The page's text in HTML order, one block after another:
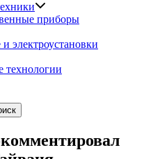
приборы
электроустановки
технологии